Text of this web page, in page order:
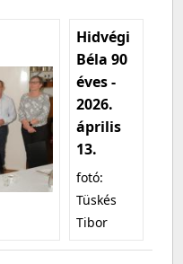
Hidvégi
Béla 90
éves -
2026.
április
13.
fotó:
Tüskés
Tibor